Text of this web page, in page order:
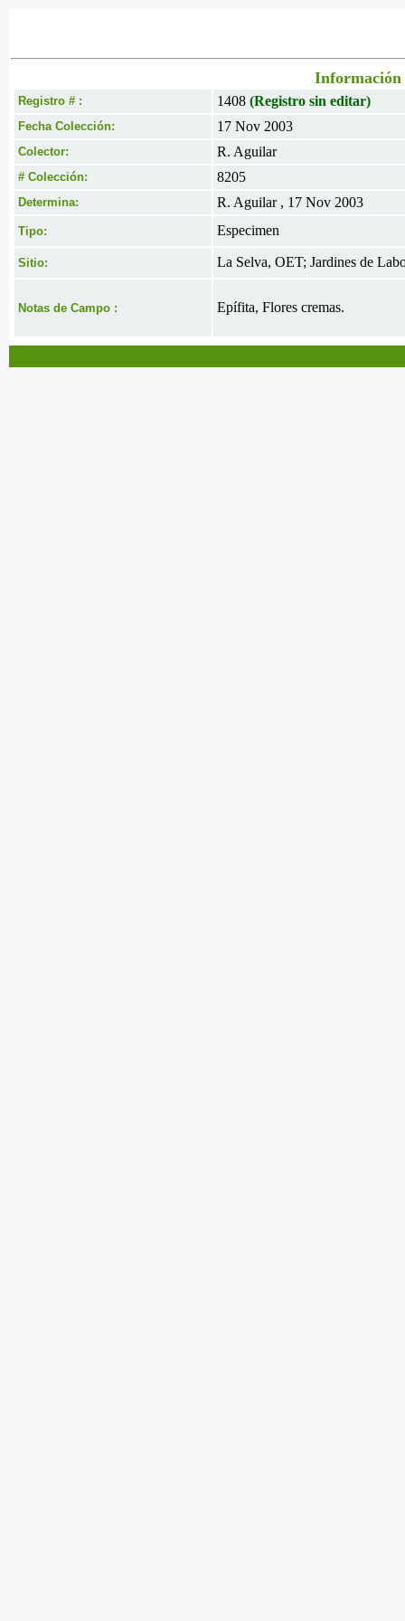
Información
Registro # : 1408 (Registro sin editar)
Fecha Colección: 17 Nov 2003
Colector: R. Aguilar
# Colección: 8205
Determina: R. Aguilar , 17 Nov 2003
Tipo: Especimen
Sitio: La Selva, OET; Jardines de
Notas de Campo : Epífita, Flores cremas.